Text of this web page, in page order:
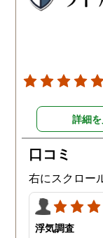
の度はあり
詳細
口コミ
右にスクロー
浮気調査